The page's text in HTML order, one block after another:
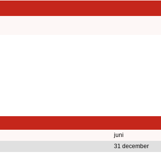
juni
31 december